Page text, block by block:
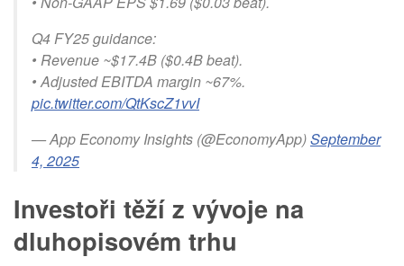
Q4 FY25 guidance:
• Revenue ~$17.4B ($0.4B beat).
• Adjusted EBITDA margin ~67%.
pic.twitter.com/QtKscZ1vvI
— App Economy Insights (@EconomyApp)September
4, 2025
Investoři těží z vývoje na
dluhopisovém trhu